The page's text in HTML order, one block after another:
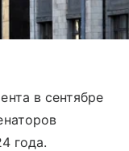
в сентябре
года.